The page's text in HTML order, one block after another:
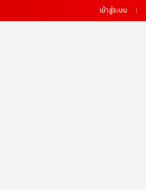
เข้าสู่ระบบ